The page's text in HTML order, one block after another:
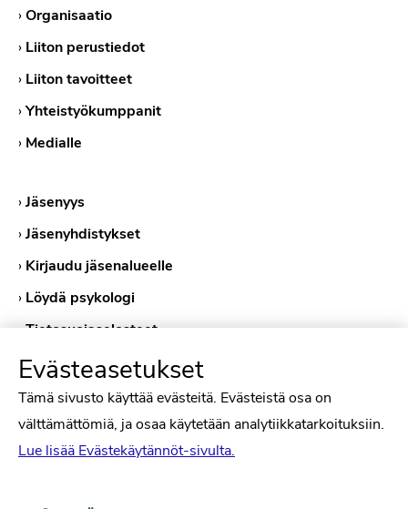
›Organisaatio
› Liiton perustiedot
› Liiton tavoitteet
›Yhteistyökumppanit
› Medialle
›Jäsenyys
›Jäsenyhdistykset
› Kirjaudu jäsenalueelle
› Löydä psykologi
›Tietosuojaselosteet
›Evästekäytännöt
Evästeasetukset
Tämä sivusto käyttää evästeitä. Evästeistä osa on
välttämättömiä, ja osaa käytetään analytiikkatarkoituksiin.
Lue lisää Evästekäytännöt-sivulta.